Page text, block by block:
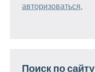
авторизоваться
Поиск по сайту